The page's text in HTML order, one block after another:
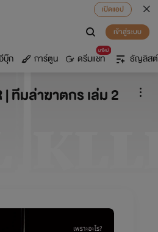
เปิดแอป
เข้าสู่ระบบ
บุ๊ก การ์ตูน
มาใหม่
ดรีมแชท ธัญลิสต์
| ทีมล่าฆาตกร เล่ม 2